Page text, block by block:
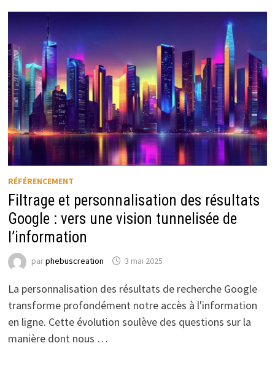
RÉFÉRENCEMENT
Filtrage et personnalisation des résultats
Google : vers une vision tunnelisée de
l’information
parphebuscreation 3 mai 2025
La personnalisation des résultats de recherche Google
transforme profondément notre accès à l'information
en ligne. Cette évolution soulève des questions sur la
manière dont nous …